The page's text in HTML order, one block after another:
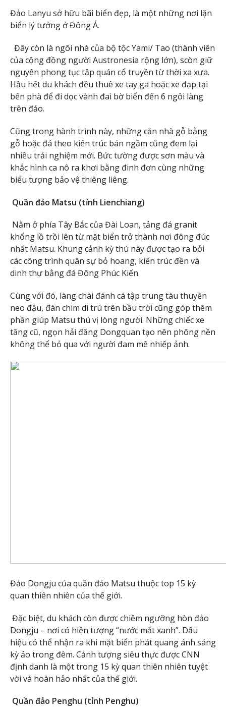
Đảo Lanyu sở hữu bãi biển đẹp, là một những nơi lặn
biển lý tưởng ở Đông Á.
Đây còn là ngôi nhà của bộ tộc Yami/ Tao (thành viên
của cộng đồng người Austronesia rộng lớn), scòn giữ
nguyên phong tục tập quán cổ truyền từ thời xa xưa.
Hầu hết du khách đều thuê xe tay ga hoặc xe đạp tại
bến phà để đi dọc vành đai bờ biển đến 6 ngôi làng
trên đảo.
Cũng trong hành trình này, những căn nhà gỗ bằng
gỗ hoặc đá theo kiến trúc bán ngầm cũng đem lại
nhiều trải nghiệm mới. Bức tường được sơn màu và
khắc hình ca nô ra khơi bằng đinh đơn cùng những
biểu tượng bảo vệ thiêng liêng.
Quần đảo Matsu (tỉnh Lienchiang)
Nằm ở phía Tây Bắc của Đài Loan, tảng đá granit
khổng lồ trồi lên từ mặt biển trở thành nơi đông đúc
nhất Matsu. Khung cảnh kỳ thú này được tạo ra bởi
các công trình quân sự bỏ hoang, kiến trúc đền và
dinh thự bằng đá Đông Phúc Kiến.
Cùng với đó, làng chài đánh cá tập trung tàu thuyền
neo đậu, đàn chim di trú trên bầu trời cũng góp thêm
phần giúp Matsu thú vị lòng người. Những chiếc xe
tăng cũ, ngọn hải đăng Dongquan tạo nên phông nền
không thể bỏ qua với người đam mê nhiếp ảnh.
Đảo Dongju của quần đảo Matsu thuộc top 15 kỳ
quan thiên nhiên của thế giới.
Đặc biệt, du khách còn được chiêm ngưỡng hòn đảo
Dongju – nơi có hiện tượng “nước mắt xanh”. Dấu
hiệu có thể nhận ra khi mặt biển phát quang ánh sáng
kỳ ảo trong đêm. Cảnh tượng siêu thực được CNN
định danh là một trong 15 kỳ quan thiên nhiên tuyệt
vời và hoàn hảo nhất của thế giới.
Quần đảo Penghu (tỉnh Penghu)